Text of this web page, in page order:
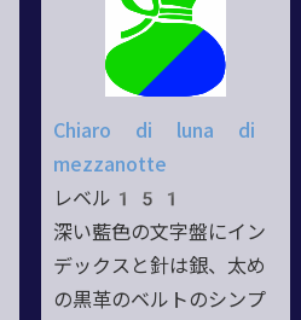
Chiaro di luna di
mezzanotte
レベル151
深い藍色の文字盤にイン
デックスと針は銀、太め
の黒革のベルトのシンプ